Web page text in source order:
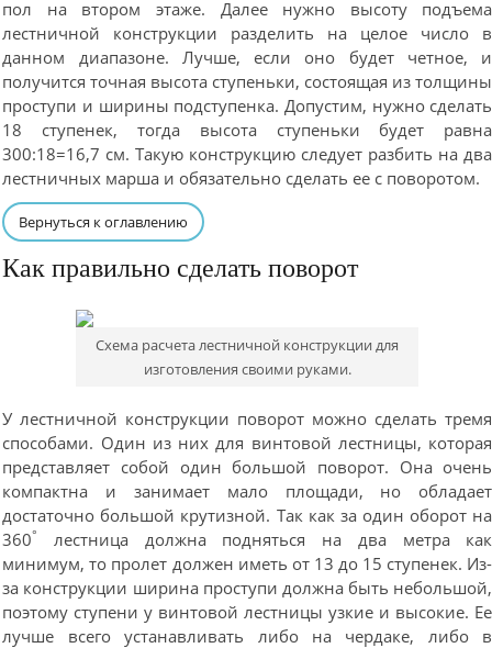
пол на втором этаже. Далее нужно высоту подъема
лестничной конструкции разделить на целое число в
данном диапазоне. Лучше, если оно будет четное, и
получится точная высота ступеньки, состоящая из толщины
проступи и ширины подступенка. Допустим, нужно сделать
18 ступенек, тогда высота ступеньки будет равна
300:18=16,7 см. Такую конструкцию следует разбить на два
лестничных марша и обязательно сделать ее с поворотом.
Вернуться к оглавлению
Как правильно сделать поворот
Схема расчета лестничной конструкции для
изготовления своими руками.
У лестничной конструкции поворот можно сделать тремя
способами. Один из них для винтовой лестницы, которая
представляет собой один большой поворот. Она очень
компактна и занимает мало площади, но обладает
достаточно большой крутизной. Так как за один оборот на
360°
лестница должна подняться на два метра как
минимум, то пролет должен иметь от 13 до 15 ступенек. Из-
за конструкции ширина проступи должна быть небольшой,
поэтому ступени у винтовой лестницы узкие и высокие. Ее
лучше всего устанавливать либо на чердаке, либо в